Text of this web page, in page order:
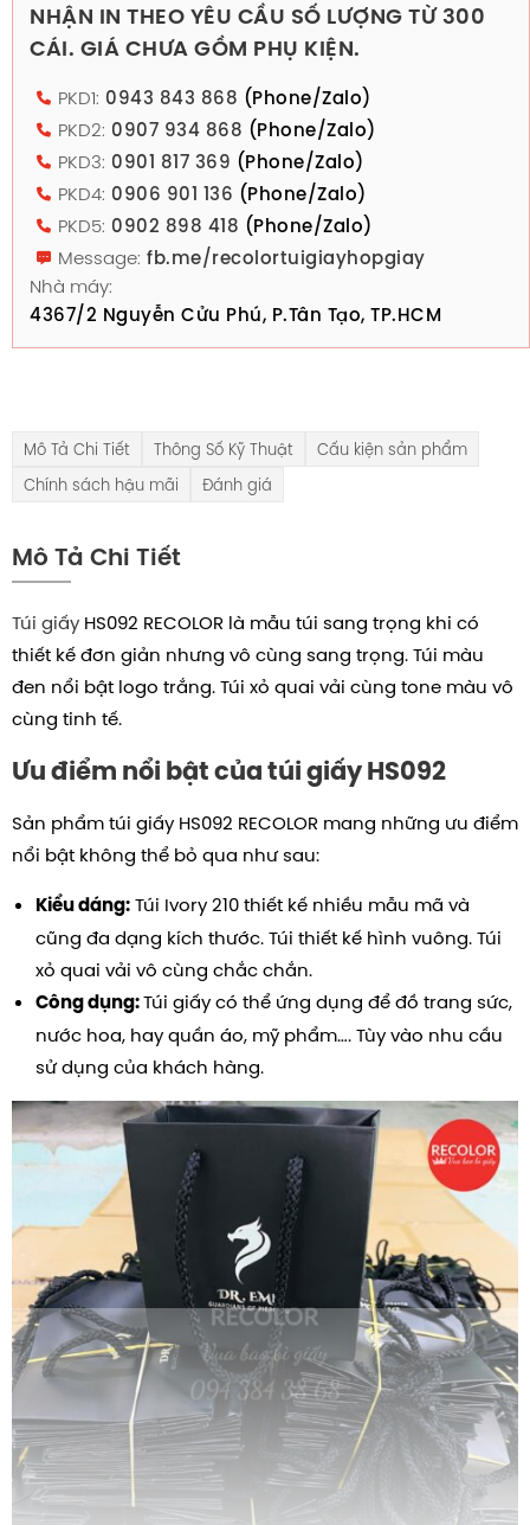
NHẬN IN THEO YÊU CẦU SỐ LƯỢNG TỪ 300
CÁI. GIÁ CHƯA GỒM PHỤ KIỆN.
PKD1: 0943 843 868 (Phone/Zalo)
PKD2: 0907 934 868 (Phone/Zalo)
PKD3: 0901 817 369 (Phone/Zalo)
PKD4: 0906 901 136 (Phone/Zalo)
PKD5: 0902 898 418 (Phone/Zalo)
Message: fb.me/recolortuigiayhopgiay
Nhà máy:
4367/2 Nguyễn Cửu Phú, P.Tân Tạo, TP.HCM
Mô Tả Chi Tiết Thông Số Kỹ Thuật
Cấu kiện sản phẩm
Chính sách hậu mãi
Đánh giá
Mô Tả Chi Tiết
Túi giấy HS092 RECOLOR là mẫu túi sang trọng khi có
thiết kế đơn giản nhưng vô cùng sang trọng. Túi màu
đen nổi bật logo trắng. Túi xỏ quai vải cùng tone màu vô
cùng tinh tế.
Ưu điểm nổi bật của túi giấy HS092
Sản phẩm túi giấy HS092 RECOLOR mang những ưu điểm
nổi bật không thể bỏ qua như sau:
Kiểu dáng: Túi Ivory 210 thiết kế nhiều mẫu mã và
cũng đa dạng kích thước. Túi thiết kế hình vuông. Túi
xỏ quai vải vô cùng chắc chắn.
Công dụng:Túi giấy có thể ứng dụng để đồ trang sức,
nước hoa, hay quần áo, mỹ phẩm…. Tùy vào nhu cầu
sử dụng của khách hàng.